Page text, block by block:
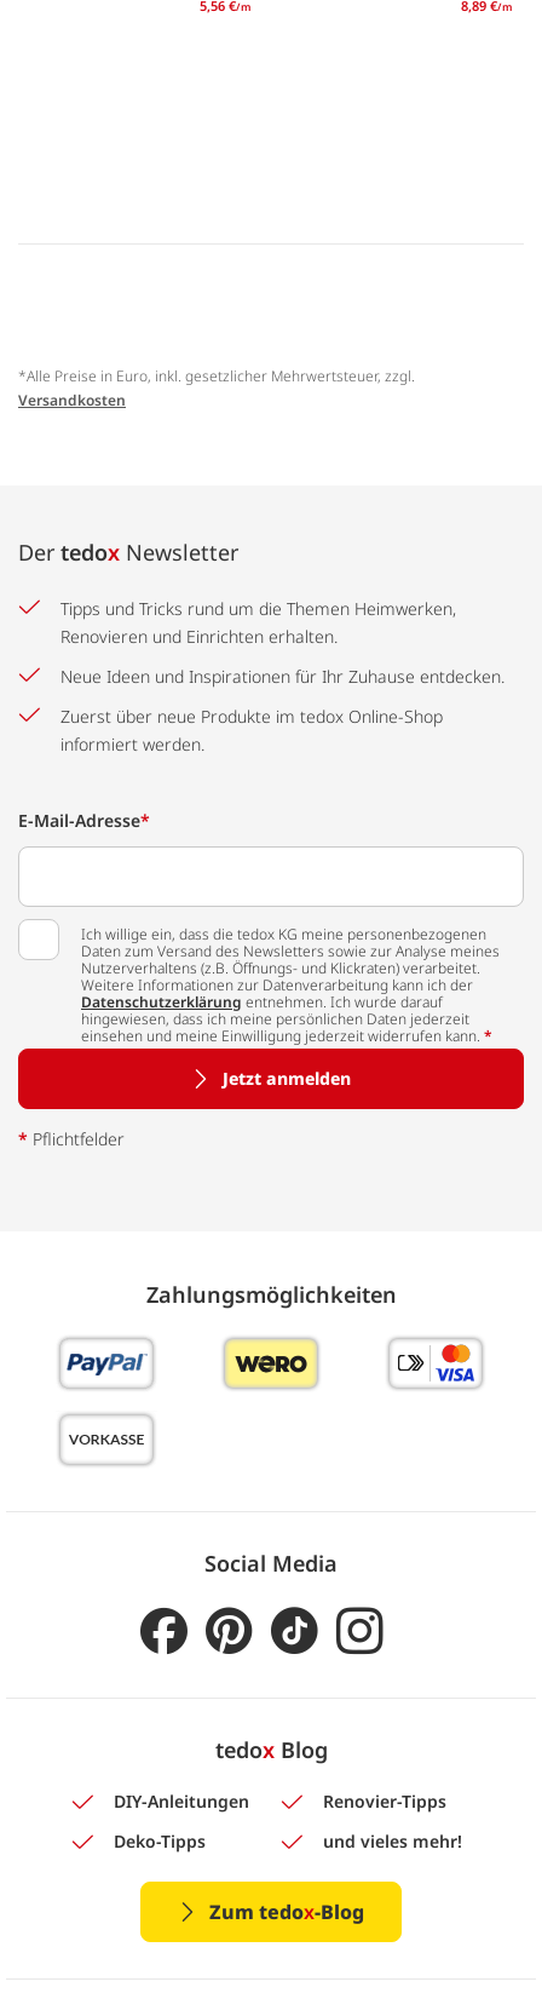
5,56 €/m 8,89 €/m
*Alle Preise in Euro, inkl. gesetzlicher Mehrwertsteuer, zzgl.
Versandkosten
Der tedox Newsletter
Tipps und Tricks rund um die Themen Heimwerken,
Renovieren und Einrichten erhalten.
Neue Ideen und Inspirationen für Ihr Zuhause entdecken.
Zuerst über neue Produkte im tedox Online-Shop
informiert werden.
E-Mail-Adresse*
Ich willige ein, dass die tedox KG meine personenbezogenen
Daten zum Versand des Newsletters sowie zur Analyse meines
Nutzerverhaltens (z.B. Öffnungs- und Klickraten) verarbeitet.
Weitere Informationen zur Datenverarbeitung kann ich der
Datenschutzerklärung entnehmen. Ich wurde darauf
hingewiesen, dass ich meine persönlichen Daten jederzeit
einsehen und meine Einwilligung jederzeit widerrufen kann. *
Jetzt anmelden
* Pflichtfelder
Zahlungs­möglich­keiten
Social Media
tedoxBlog
DIY-Anleitungen
Renovier-Tipps
Deko-Tipps
und vieles mehr!
Zum tedox-Blog